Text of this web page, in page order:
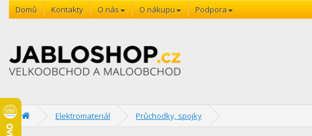
Domů Kontakty O nás O nákupu Podpora
Elektromateriál Průchodky, spojky